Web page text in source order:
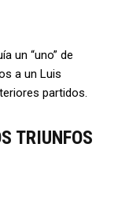
un “uno” de
a un Luis
partidos.
TRIUNFOS